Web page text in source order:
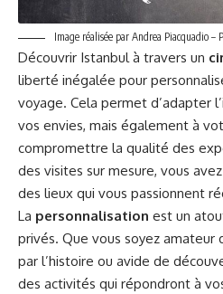
Image réalisée par Andrea Piacquadio –
Découvrir Istanbul à travers un
liberté inégalée pour
voyage. Cela permet d’adapter
vos envies, mais également à
compromettre la qualité des
des visites sur mesure, vous
des lieux qui vous passionnent
La personnalisation est un
privés. Que vous soyez amateur
par l’histoire ou avide de
des activités qui répondront à